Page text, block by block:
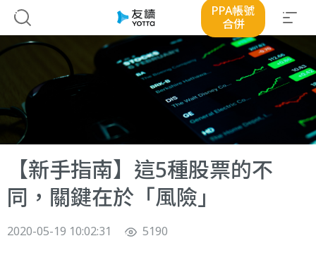
PPA帳號
合併
【新手指南】這5種股票的不
同，關鍵在於「風險」
2020-05-19 10:02:31 5190